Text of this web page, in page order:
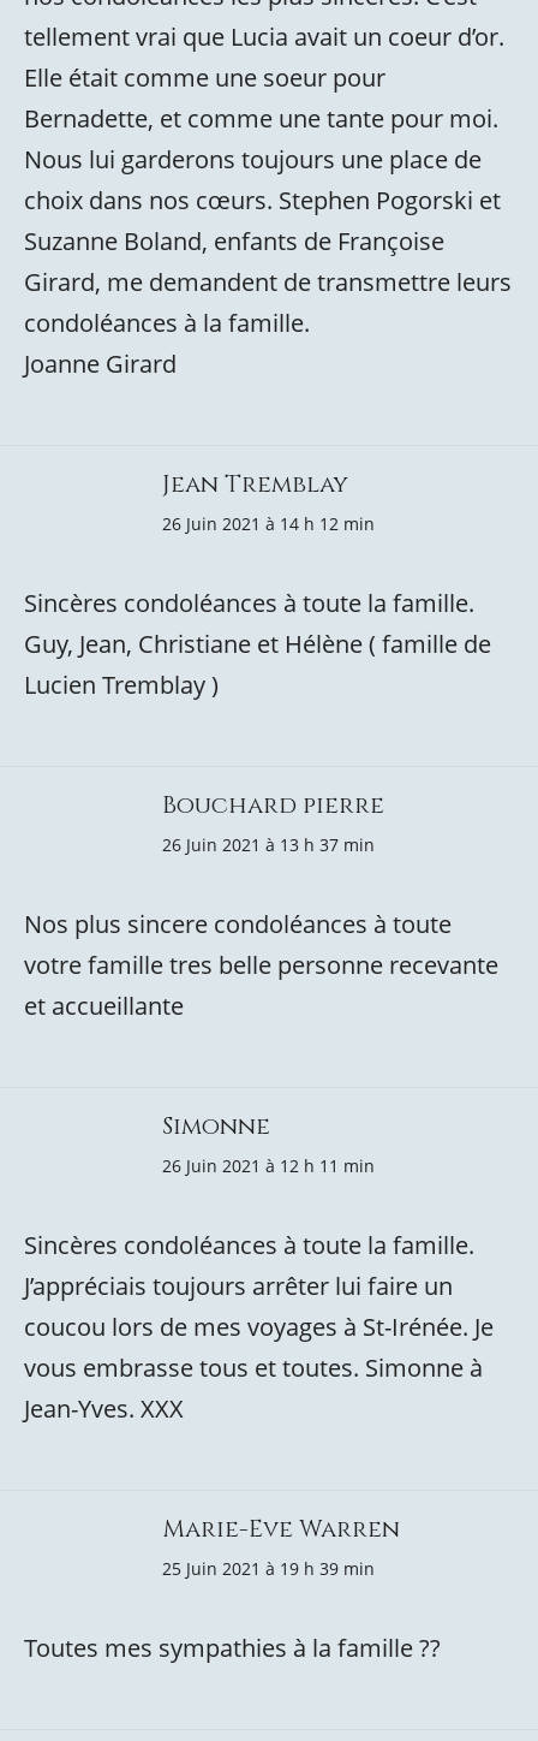
tellement vrai que Lucia avait un coeur d’or.
Elle était comme une soeur pour
Bernadette, et comme une tante pour moi.
Nous lui garderons toujours une place de
choix dans nos cœurs. Stephen Pogorski et
Suzanne Boland, enfants de Françoise
Girard, me demandent de transmettre leurs
condoléances à la famille.
Joanne Girard
Jean Tremblay
26 Juin 2021 à 14 h 12 min
Sincères condoléances à toute la famille.
Guy, Jean, Christiane et Hélène ( famille de
Lucien Tremblay )
Bouchard pierre
26 Juin 2021 à 13 h 37 min
Nos plus sincere condoléances à toute
votre famille tres belle personne recevante
et accueillante
Simonne
26 Juin 2021 à 12 h 11 min
Sincères condoléances à toute la famille.
J’appréciais toujours arrêter lui faire un
coucou lors de mes voyages à St-Irénée. Je
vous embrasse tous et toutes. Simonne à
Jean-Yves. XXX
Marie-Eve Warren
25 Juin 2021 à 19 h 39 min
Toutes mes sympathies à la famille ??